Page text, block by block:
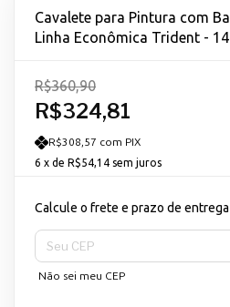
Cavalete para Pintura com
Linha Econômica Trident -
R$324,81
R$360,90
R$308,57 com PIX
6 x de R$54,14 sem juros
Calcule o frete e prazo de entrega
Entregas para o CEP:
Não sei meu CEP